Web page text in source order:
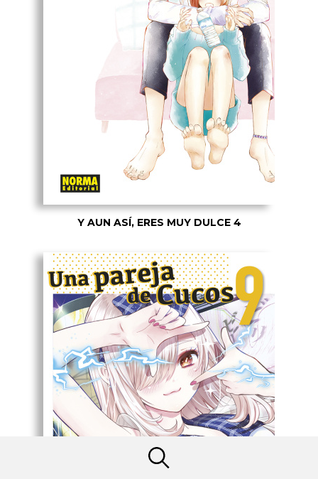
Y AUN ASÍ, ERES MUY DULCE 4